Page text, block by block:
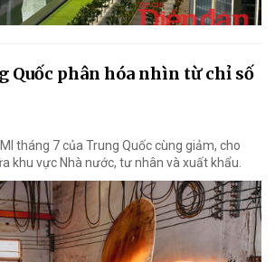
Quốc phân hóa nhìn từ chỉ số
tháng 7 của Trung Quốc cùng giảm, cho
khu vực Nhà nước, tư nhân và xuất khẩu.